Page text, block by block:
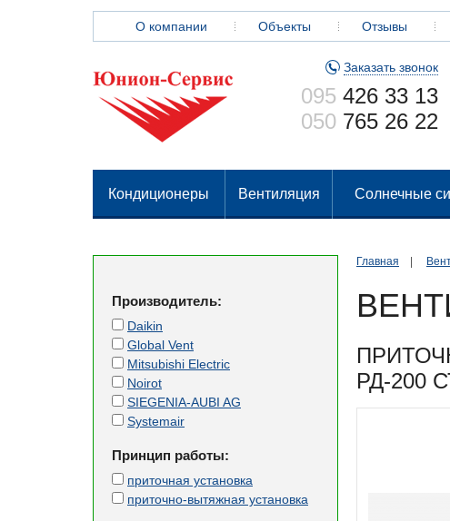
О компании Объекты Отзывы
Заказать звонок
095 426 33 13
050 765 26 22
Кондиционеры Вентиляция Солнечные
Главная
РД-200
Производитель:
Daikin
Global Vent
Mitsubishi Electric
Noirot
SIEGENIA-AUBI AG
Systemair
Принцип работы:
приточная установка
приточно-вытяжная установка